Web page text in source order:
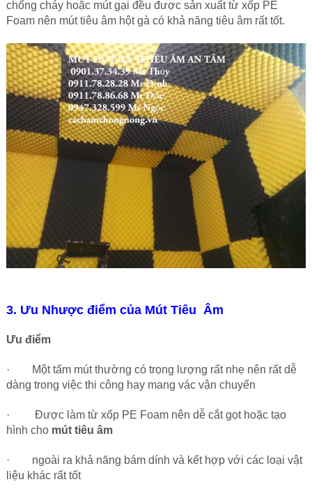
chống cháy hoặc mút gại đều được sản xuất từ xốp PE
Foam nên mút tiêu âm hột gà có khả năng tiêu âm rất tốt.
3. Ưu Nhược điểm của Mút Tiêu Âm
Ưu điểm
· Một tấm mút thường có trọng lượng rất nhẹ nên rất dễ
dàng trong việc thi công hay mang vác vận chuyển
· Được làm từ xốp PE Foam nên dễ cắt gọt hoặc tạo
hình cho mút tiêu âm
· ngoài ra khả năng bám dính và kết hợp với các loại vật
liệu khác rất tốt